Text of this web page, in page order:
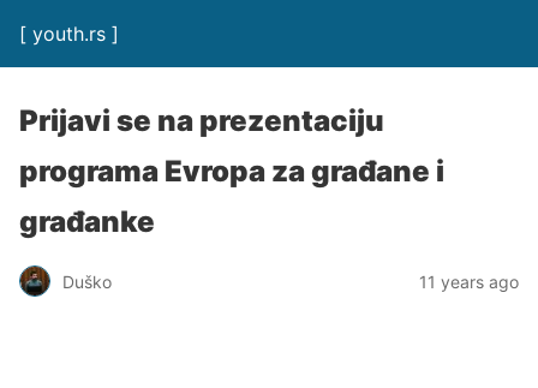
[ youth.rs ]
Prijavi se na prezentaciju
programa Evropa za građane i
građanke
Duško 11 years ago